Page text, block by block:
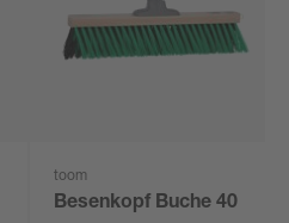
toom
Besenkopf Buche 40